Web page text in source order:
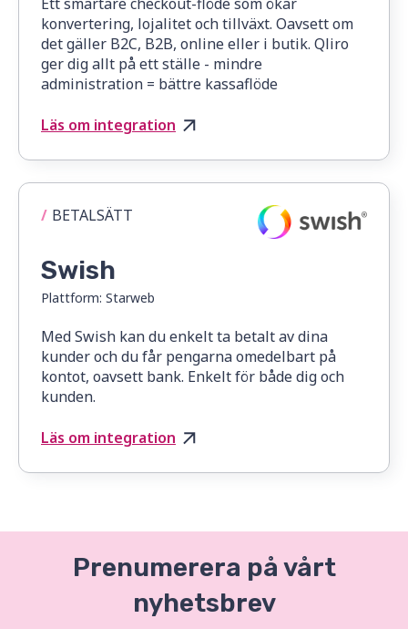
konvertering, lojalitet och tillväxt. Oavsett om
det gäller B2C, B2B, online eller i butik. Qliro
ger dig allt på ett ställe - mindre
administration = bättre kassaflöde
Läs om integration
/ BETALSÄTT
Swish
Plattform: Starweb
Med Swish kan du enkelt ta betalt av dina
kunder och du får pengarna omedelbart på
kontot, oavsett bank. Enkelt för både dig och
kunden.
Läs om integration
Prenumerera på vårt
nyhetsbrev